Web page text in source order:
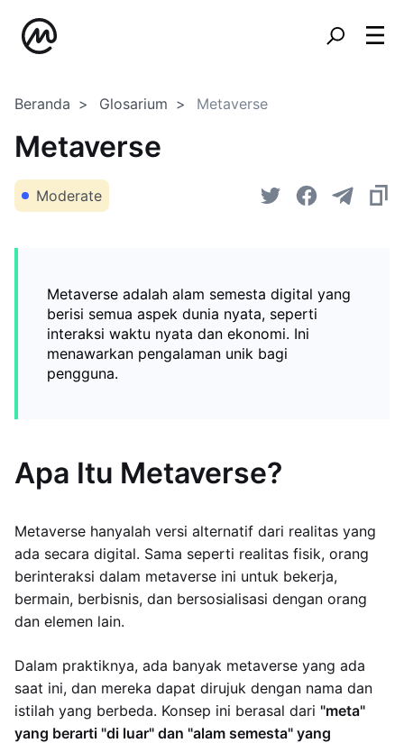
Beranda Glosarium Metaverse
Metaverse
Moderate
Metaverse adalah alam semesta digital yang
berisi semua aspek dunia nyata, seperti
interaksi waktu nyata dan ekonomi. Ini
menawarkan pengalaman unik bagi
pengguna.
Apa Itu Metaverse?
Metaverse hanyalah versi alternatif dari realitas yang
ada secara digital. Sama seperti realitas fisik, orang
berinteraksi dalam metaverse ini untuk bekerja,
bermain, berbisnis, dan bersosialisasi dengan orang
dan elemen lain.
Dalam praktiknya, ada banyak metaverse yang ada
saat ini, dan mereka dapat dirujuk dengan nama dan
istilah yang berbeda. Konsep ini berasal dari "meta"
yang berarti "di luar" dan "alam semesta" yang